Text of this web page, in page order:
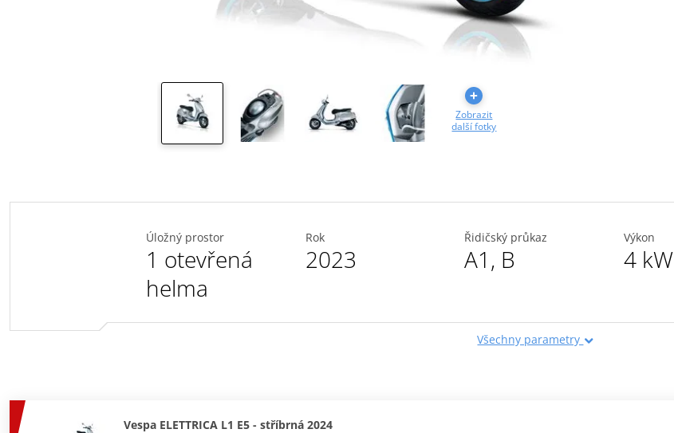
Zobrazit
další fotky
Úložný prostor
1 otevřená
helma
Rok
2023
Řidičský průkaz
A1 , B
Výkon
4 kW
Všechny parametry
Vespa ELETTRICA L1 E5 - stříbrná 2024